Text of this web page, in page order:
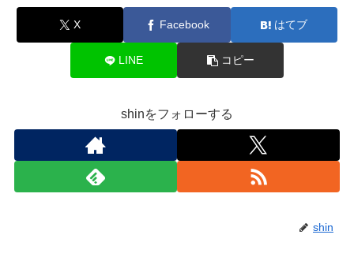
X Facebook はてブ
LINE コピー
shinをフォローする
shin